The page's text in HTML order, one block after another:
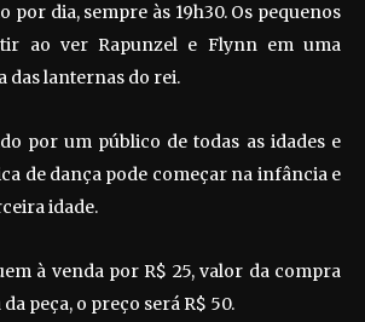
por dia, sempre às 19h30. Os pequenos
ao ver Rapunzel e Flynn em uma
das lanternas do rei.
por um público de todas as idades e
de dança pode começar na infância e
idade.
à venda por R$ 25, valor da compra
peça, o preço será R$ 50.